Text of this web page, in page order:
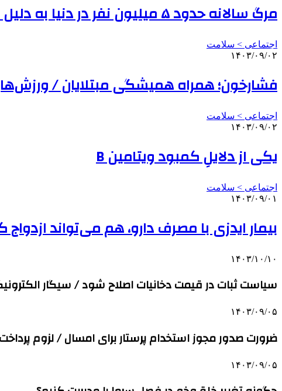
مرگ سالانه حدود ۵ میلیون نفر در دنیا به دلیل مقاومت میکروبی
اجتماعی > سلامت
۱۴۰۳/۰۹/۰۲
فشارخون؛ همراه همیشگی مبتلایان /
اجتماعی > سلامت
۱۴۰۳/۰۹/۰۲
یکی از دلایلِ کمبود ویتامین B
اجتماعی > سلامت
۱۴۰۳/۰۹/۰۱
بیمار ایدزی با مصرف دارو، هم می‌تواند
۱۴۰۳/۱۰/۱۰
سیاست ثبات در قیمت دخانیات اصلاح شود / سیگار
۱۴۰۳/۰۹/۰۵
ضرورت صدور مجوز استخدام پرستار برای امسال / لزوم
۱۴۰۳/۰۹/۰۵